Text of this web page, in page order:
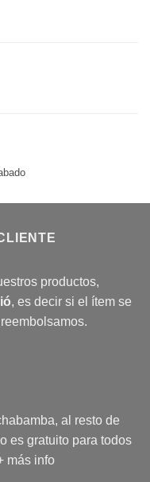
productos,
, es decir si el ítem se
al resto de
es gratuito para todos
más info